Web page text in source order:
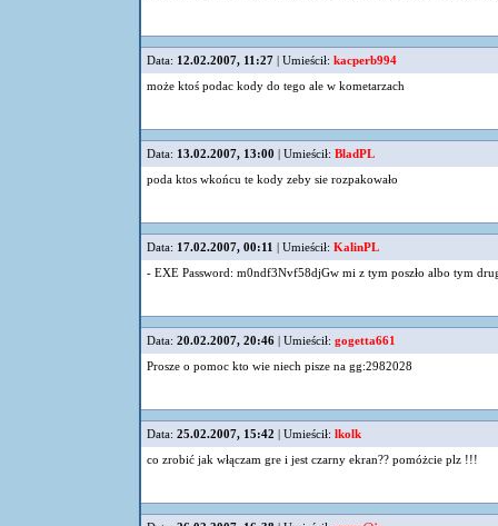
Data: 12.02.2007, 11:27 | Umieścił: kacperb994
może ktoś podac kody do tego ale w kometarzach
Data: 13.02.2007, 13:00 | Umieścił: BladPL
poda ktos wkońcu te kody zeby sie rozpakowało
Data: 17.02.2007, 00:11 | Umieścił: KalinPL
- EXE Password: m0ndf3Nvf58djGw mi z tym poszło albo tym
Data: 20.02.2007, 20:46 | Umieścił: gogetta661
Prosze o pomoc kto wie niech pisze na gg:2982028
Data: 25.02.2007, 15:42 | Umieścił: lkolk
co zrobić jak włączam gre i jest czarny ekran?? pomóżcie plz !!!